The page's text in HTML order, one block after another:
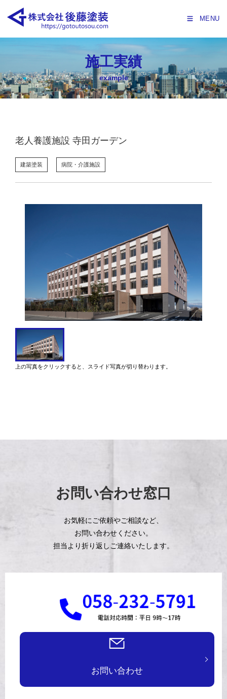
MENU
施工実績
example
老人養護施設 寺田ガーデン
建築塗装 病院・介護施設
上の写真をクリックすると、スライド写真が切り替わります。
お問い合わせ窓口
お気軽にご依頼やご相談など、
お問い合わせください。
担当より折り返しご連絡いたします。
お問い合わせ